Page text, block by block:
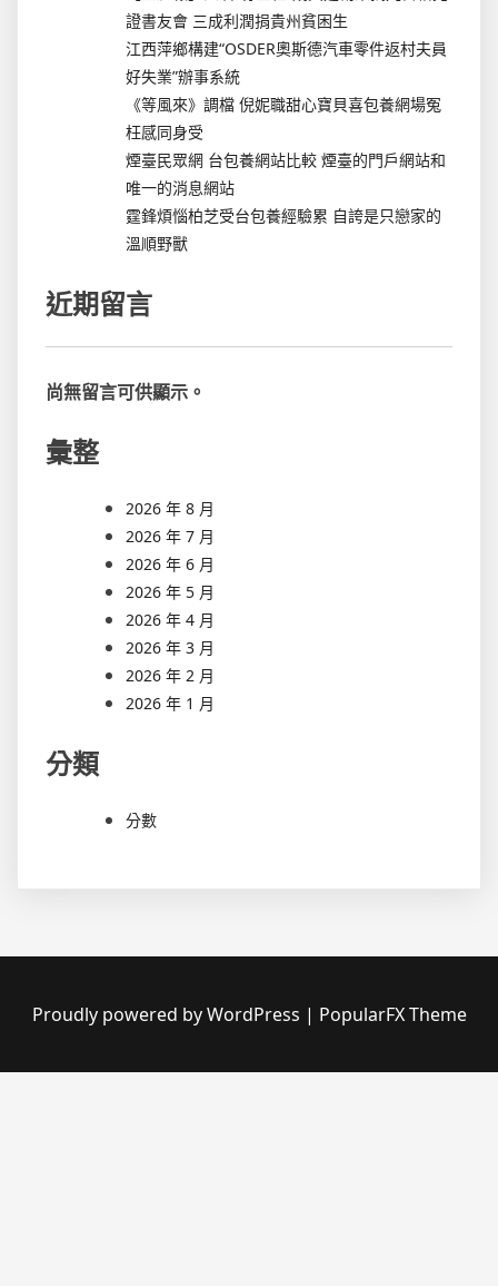
證書友會 三成利潤捐貴州貧困生
江西萍鄉構建“OSDER奧斯德汽車零件返村夫員
好失業”辦事系統
《等風來》調檔 倪妮職甜心寶貝喜包養網場冤
枉感同身受
煙臺民眾網 台包養網站比較 煙臺的門戶網站和
唯一的消息網站
霆鋒煩惱柏芝受台包養經驗累 自誇是只戀家的
溫順野獸
近期留言
尚無留言可供顯示。
彙整
2026 年 8 月
2026 年 7 月
2026 年 6 月
2026 年 5 月
2026 年 4 月
2026 年 3 月
2026 年 2 月
2026 年 1 月
分類
分數
Proudly powered by WordPress | PopularFX Theme